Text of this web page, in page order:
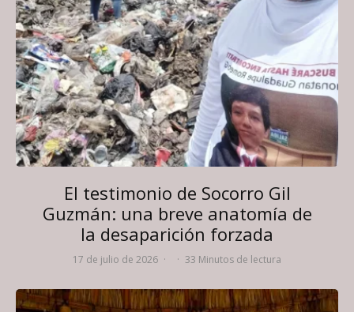
El testimonio de Socorro Gil
Guzmán: una breve anatomía de
la desaparición forzada
17 de julio de 2026 · · 33 Minutos de lectura